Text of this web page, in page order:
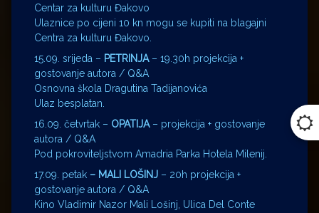
Centar za kulturu Đakovo
Ulaznice po cijeni 10 kn mogu se kupiti na blagajni
Centra za kulturu Đakovo.
15.09. srijeda – PETRINJA– 19.30h projekcija +
gostovanje autora / Q&A
Osnovna škola Dragutina Tadijanovića
Ulaz besplatan.
16.09. četvrtak – OPATIJA – projekcija + gostovanje
autora / Q&A
Pod pokroviteljstvom Amadria Parka Hotela Milenij.
17.09. petak – MALI LOŠINJ – 20h projekcija +
gostovanje autora / Q&A
Kino Vladimir Nazor Mali Lošinj, Ulica Del Conte